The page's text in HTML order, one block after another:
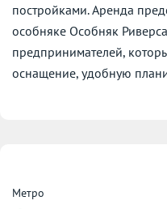
постройками. Аренда
особняке Особняк
предпринимателей,
оснащение, удобную
Метро